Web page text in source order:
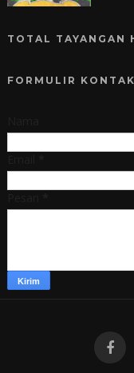
TOTAL TAYANGAN
FORMULIR KONTAK